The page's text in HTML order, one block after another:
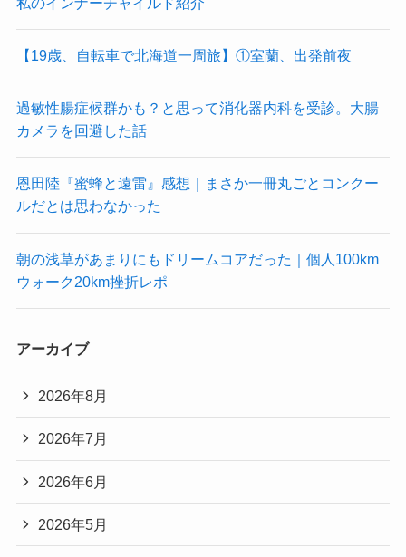
【19歳、自転車で北海道一周旅】①室蘭、出発前夜
過敏性腸症候群かも？と思って消化器内科を受診。大腸
カメラを回避した話
恩田陸『蜜蜂と遠雷』感想｜まさか一冊丸ごとコンクー
ルだとは思わなかった
朝の浅草があまりにもドリームコアだった｜個人100km
ウォーク20km挫折レポ
アーカイブ
2026年8月
2026年7月
2026年6月
2026年5月